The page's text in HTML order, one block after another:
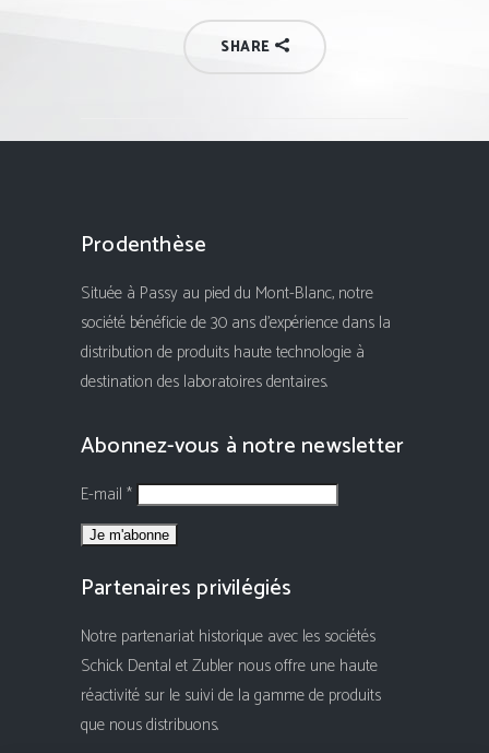
SHARE
Prodenthèse
Située à Passy au pied du Mont-Blanc, notre
société bénéficie de 30 ans d'expérience dans la
distribution de produits haute technologie à
destination des laboratoires dentaires.
Abonnez-vous à notre newsletter
E-mail *
Partenaires privilégiés
Notre partenariat historique avec les sociétés
Schick Dental et Zubler nous offre une haute
réactivité sur le suivi de la gamme de produits
que nous distribuons.